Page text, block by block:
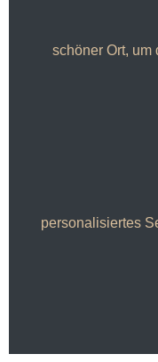
schöner Ort, um
personalisiertes